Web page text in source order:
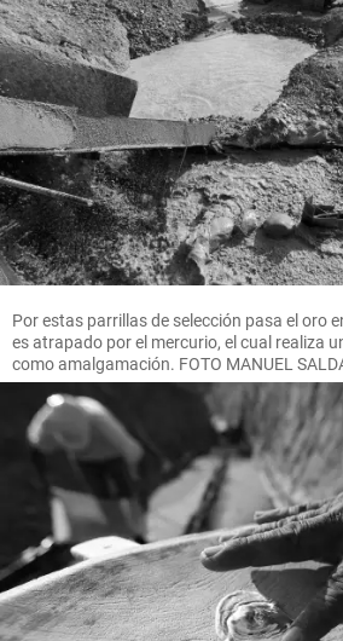
Por estas parrillas de selección pasa el oro
es atrapado por el mercurio, el cual realiza
como amalgamación. FOTO MANUEL